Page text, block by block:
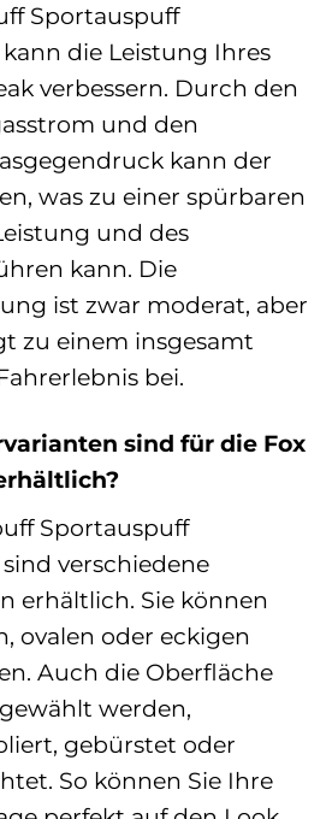
Sportauspuff
die Leistung Ihres
verbessern. Durch den
und den
kann der
was zu einer spürbaren
und des
kann. Die
ist zwar moderat, aber
zu einem insgesamt
bei.
sind für die Fox
Sportauspuff
verschiedene
erhältlich. Sie können
ovalen oder eckigen
Auch die Oberfläche
werden,
gebürstet oder
So können Sie Ihre